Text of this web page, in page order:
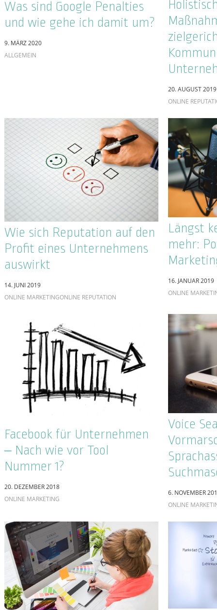
Facebook für Unternehmen
– Nach wie vor Tool
Nummer 1?
20. DEZEMBER 2018
ONLINE MARKETING
Voice
6. NOVEMBER
ONLINE
Brand-Portale –
Markenführung für
Unternehmen
18. MAI 2018
ONLINE REPUTATION
statt
Inhalte
8. MÄRZ 2018
ALLGEMEIN
SEO-Marketing und Voice
Search – das neue
Traumpaar oder einfach nur
inkompatibel?
1. MÄRZ 2018
SUCHMASCHINE
Zwischen